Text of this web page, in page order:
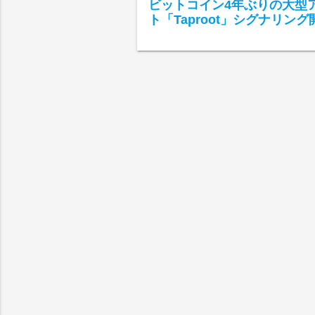
ビットコイン4年ぶりの大型
ト「Taproot」シグナリング